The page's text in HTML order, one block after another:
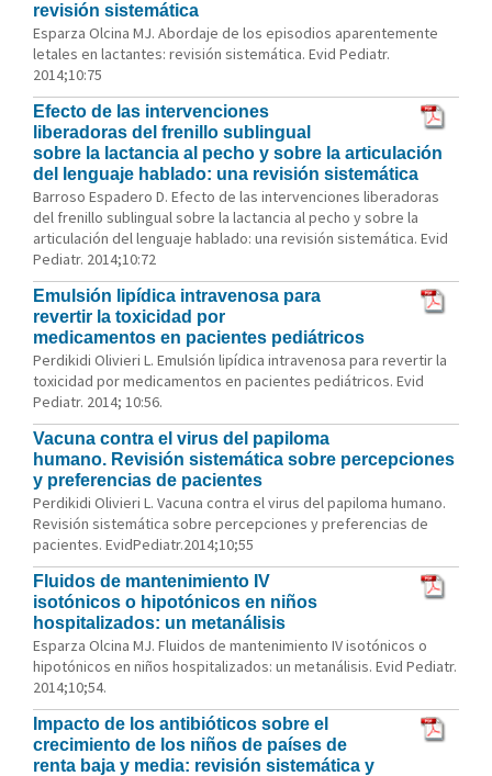
revisión sistemática
Esparza Olcina MJ. Abordaje de los episodios aparentemente
letales en lactantes: revisión sistemática. Evid Pediatr.
2014;10:75
Efecto de las intervenciones
liberadoras del frenillo sublingual
sobre la lactancia al pecho y sobre la articulación
del lenguaje hablado: una revisión sistemática
Barroso Espadero D. Efecto de las intervenciones liberadoras
del frenillo sublingual sobre la lactancia al pecho y sobre la
articulación del lenguaje hablado: una revisión sistemática. Evid
Pediatr. 2014;10:72
Emulsión lipídica intravenosa para
revertir la toxicidad por
medicamentos en pacientes pediátricos
Perdikidi Olivieri L. Emulsión lipídica intravenosa para revertir la
toxicidad por medicamentos en pacientes pediátricos. Evid
Pediatr. 2014; 10:56.
Vacuna contra el virus del papiloma
humano. Revisión sistemática sobre percepciones
y preferencias de pacientes
Perdikidi Olivieri L. Vacuna contra el virus del papiloma humano.
Revisión sistemática sobre percepciones y preferencias de
pacientes. EvidPediatr.2014;10;55
Fluidos de mantenimiento IV
isotónicos o hipotónicos en niños
hospitalizados: un metanálisis
Esparza Olcina MJ. Fluidos de mantenimiento IV isotónicos o
hipotónicos en niños hospitalizados: un metanálisis. Evid Pediatr.
2014;10;54.
Impacto de los antibióticos sobre el
crecimiento de los niños de países de
renta baja y media: revisión sistemática y